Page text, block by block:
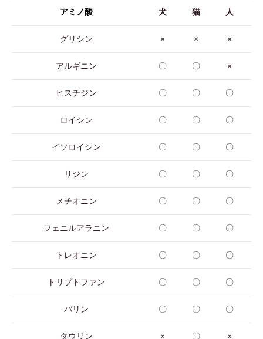
アミノ酸 犬 猫 人
グリシン × × ×
アルギニン 〇 〇 ×
ヒスチジン 〇 〇 〇
ロイシン 〇 〇 〇
イソロイシン 〇 〇 〇
リジン 〇 〇 〇
メチオニン 〇 〇 〇
フェニルアラニン 〇 〇 〇
トレオニン 〇 〇 〇
トリプトファン 〇 〇 〇
バリン 〇 〇 〇
タウリン × 〇 ×